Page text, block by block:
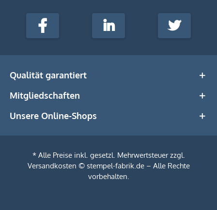
stempel-
Media
Facebook LinkedIn Twitter
Qualität garantiert
Mitgliedschaften
Unsere Online-Shops
* Alle Preise inkl. gesetzl. Mehrwertsteuer zzgl.
Versandkosten © stempel-fabrik.de – Alle Rechte
vorbehalten.